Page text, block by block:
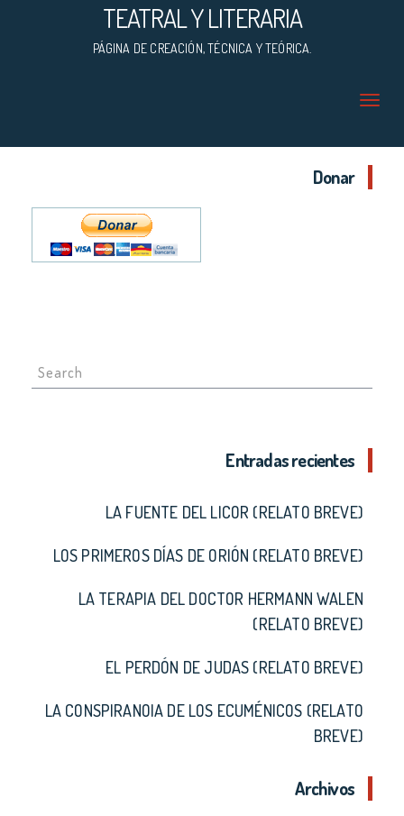
TEATRAL Y LITERARIA
PÁGINA DE CREACIÓN, TÉCNICA Y TEÓRICA.
Donar
Search
for:
Entradas recientes
LA FUENTE DEL LICOR (RELATO BREVE)
LOS PRIMEROS DÍAS DE ORIÓN (RELATO BREVE)
LA TERAPIA DEL DOCTOR HERMANN WALEN
(RELATO BREVE)
EL PERDÓN DE JUDAS (RELATO BREVE)
LA CONSPIRANOIA DE LOS ECUMÉNICOS (RELATO
BREVE)
Archivos